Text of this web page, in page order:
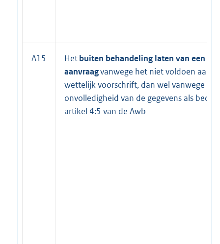
A15 Hetbuiten behandeling laten van een
aanvraagvanwege het niet voldoen aan
wettelijk voorschrift, dan wel vanwege de
onvolledigheid van de gegevens als
artikel 4:5 van de Awb